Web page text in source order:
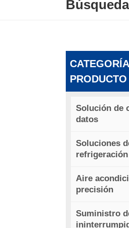
Búsqueda
PRODUCTO
Solución de
datos
Soluciones
Aire
precisión
Suministro